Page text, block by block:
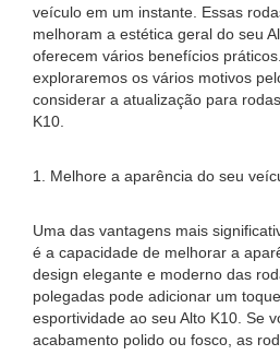
veículo em um instante. Essas
melhoram a estética geral do seu
oferecem vários benefícios
exploraremos os vários motivos
considerar a atualização para
K10.
1. Melhore a aparência do seu
Uma das vantagens mais
é ​​a capacidade de melhorar a
design elegante e moderno das
polegadas pode adicionar um
esportividade ao seu Alto K10. Se
acabamento polido ou fosco, as